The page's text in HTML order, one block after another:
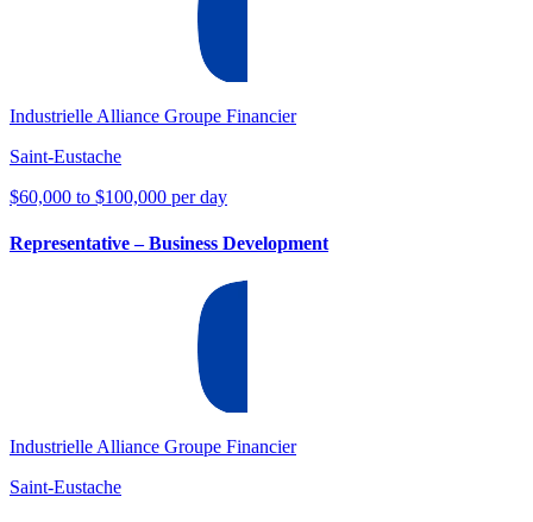
Industrielle Alliance Groupe Financier
Saint-Eustache
$60,000 to $100,000 per day
Representative – Business Development
Industrielle Alliance Groupe Financier
Saint-Eustache